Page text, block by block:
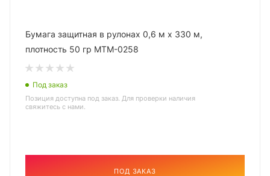
Бумага защитная в рулонах 0,6 м х 330 м,
плотность 50 гр MTM-0258
Под заказ
Позиция доступна под заказ. Для проверки наличия
свяжитесь с нами.
ПОД ЗАКАЗ